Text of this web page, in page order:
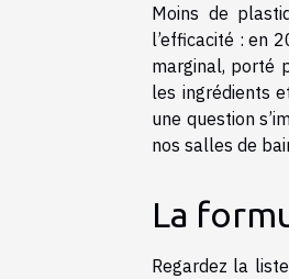
Moins de
l’efficacité : en
marginal, porté
les ingrédients
une question
nos salles de
La
Regardez la